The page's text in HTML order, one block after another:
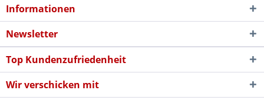
Informationen
Newsletter
Top Kundenzufriedenheit
Wir verschicken mit